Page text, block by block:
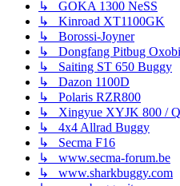
↳ GOKA 1300 NeSS
↳ Kinroad XT1100GK
↳ Borossi-Joyner
↳ Dongfang Pitbug
↳ Saiting ST 650 Buggy
↳ Dazon 1100D
↳ Polaris RZR800
↳ Xingyue XYJK 800 /
↳ 4x4 Allrad Buggy
↳ Secma F16
↳ www.secma-forum.be
↳ www.sharkbuggy.com